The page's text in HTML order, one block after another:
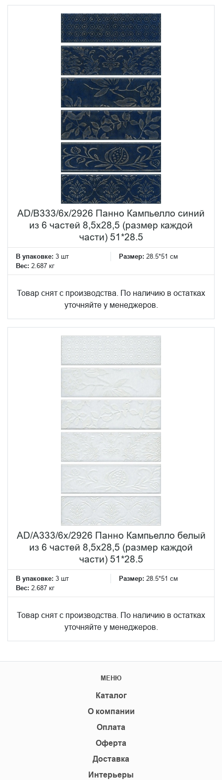
AD/B333/6x/2926 Панно Кампьелло синий
из 6 частей 8,5х28,5 (размер каждой
части) 51*28.5
В упаковке: 3 шт Размер: 28.5*51 см
Вес: 2.687 кг
Товар снят с производства. По наличию в остатках
уточняйте у менеджеров.
AD/A333/6x/2926 Панно Кампьелло белый
из 6 частей 8,5х28,5 (размер каждой
части) 51*28.5
В упаковке: 3 шт Размер: 28.5*51 см
Вес: 2.687 кг
Товар снят с производства. По наличию в остатках
уточняйте у менеджеров.
МЕНЮ
Каталог
О компании
Оплата
Оферта
Доставка
Интерьеры